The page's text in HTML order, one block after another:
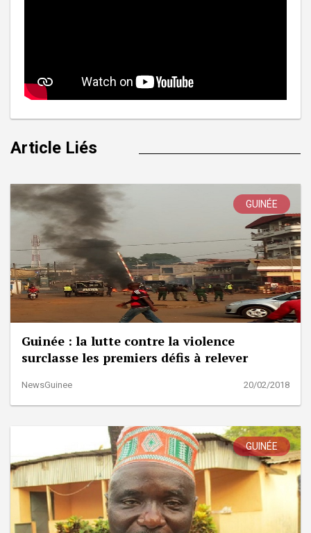
Article Liés
GUINÉE
Guinée : la lutte contre la violence
surclasse les premiers défis à relever
NewsGuinee 20/02/2018
GUINÉE